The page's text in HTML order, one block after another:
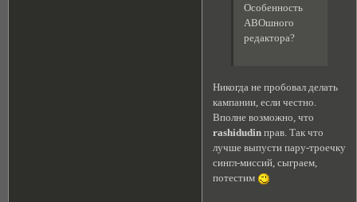
Особенность
АВОшного
редактора?
Никогда не пробовал делать
кампании, если честно.
Вполне возможно, что
rashidudin прав. Так что
лучше выпусти пару-троечку
сингл-миссий, сыграем,
потестим